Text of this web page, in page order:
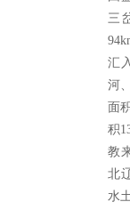
三
汇
河
面
积
教
北
水